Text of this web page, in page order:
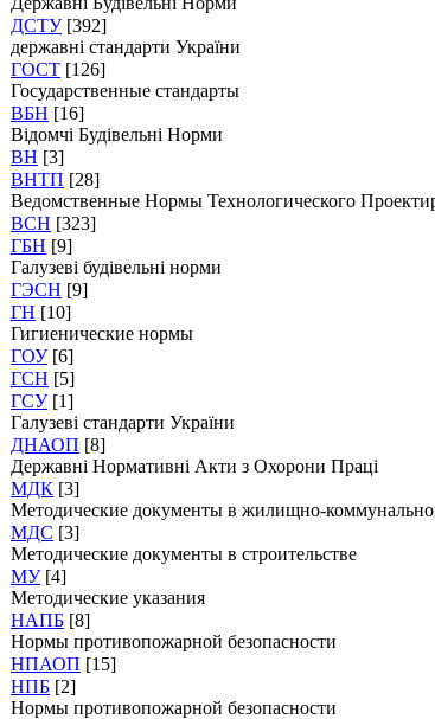
ДСТУ [392]
державні стандарти України
ГОСТ [126]
Государственные стандарты
ВБН [16]
Відомчі Будівельні Норми
ВН [3]
ВНТП [28]
Ведомственные Нормы Технологического
ВСН [323]
ГБН [9]
Галузеві будівельні норми
ГЭСН [9]
ГН [10]
Гигиенические нормы
ГОУ [6]
ГСН [5]
ГСУ [1]
Галузеві стандарти України
ДНАОП [8]
Державні Нормативні Акти з Охорони Праці
МДК [3]
Методические документы в жилищно-
МДС [3]
Методические документы в строительстве
МУ [4]
Методические указания
НАПБ [8]
Нормы противопожарной безопасности
НПАОП [15]
НПБ [2]
Нормы противопожарной безопасности